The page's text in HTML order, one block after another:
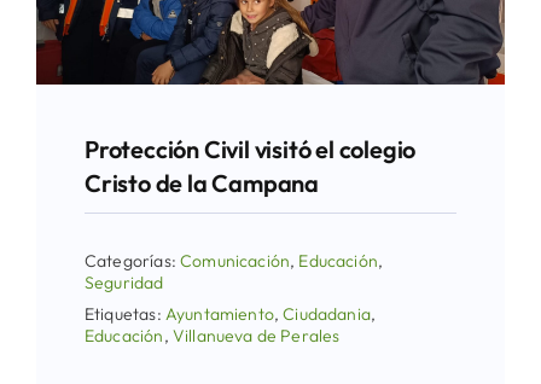
Protección Civil visitó el colegio
Cristo de la Campana
Categorías:Comunicación, Educación,
Seguridad
Etiquetas: Ayuntamiento,Ciudadania,
Educación, Villanueva de Perales